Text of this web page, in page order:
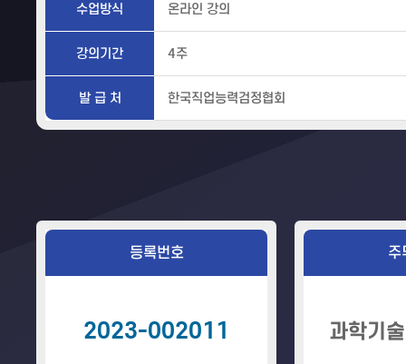
수업방식 온라인 강의
강의기간 4주
발 급 처 한국직업능력검정협회
등록번호
2023-002011
주
과학기